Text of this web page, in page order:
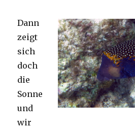
Dann
zeigt
sich
doch
die
Sonne
und
wir